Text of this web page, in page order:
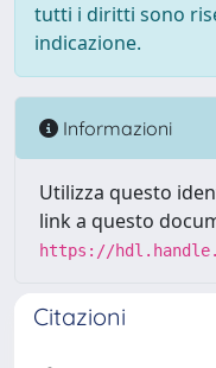
tutti i diritti sono
indicazione.
Informazioni
Utilizza questo
link a questo
https://
Citazioni